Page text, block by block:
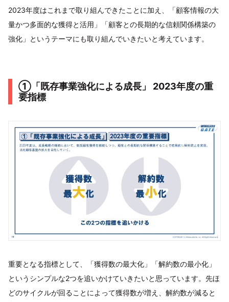
2023年度はこれまで取り組んできたことに加え、「顧客情報の大
量かつ多面的な獲得と活用」「顧客との長期的な信頼関係構築の
強化」というテーマにも取り組んでいきたいと考えています。
①「既存事業強化による成長」 2023年度の重
要指標
重要となる指標として、「獲得数の最大化」「解約数の最小化」
というシンプルな2つを追いかけていきたいと思っています。先ほ
どのサイクルが回ることによって獲得数が増え、解約数が減ると